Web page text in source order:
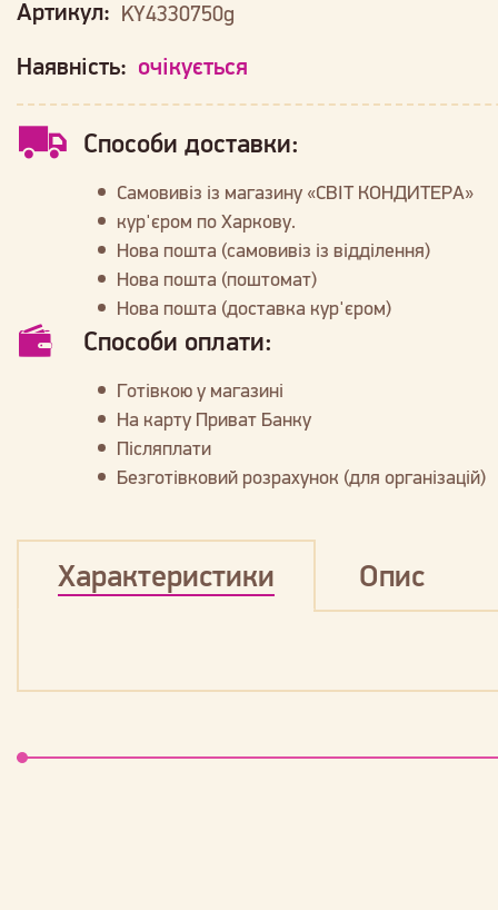
Артикул: KY4330750g
Наявність: очікується
Способи доставки:
Самовивіз із магазину «СВІТ КОНДИТЕРА»
кур'єром по Харкову.
Нова пошта (самовивіз із відділення)
Нова пошта (поштомат)
Нова пошта (доставка кур'єром)
Способи оплати:
Готівкою у магазині
На карту Приват Банку
Післяплати
Безготівковий розрахунок (для організацій)
Характеристики Опис